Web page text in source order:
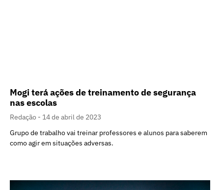
Mogi terá ações de treinamento de segurança
nas escolas
Redação
14 de abril de 2023
Grupo de trabalho vai treinar professores e alunos para saberem
como agir em situações adversas.